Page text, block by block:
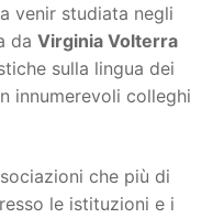
venir studiata negli
da Virginia Volterra
sulla lingua dei
innumerevoli colleghi
che più di
le istituzioni e i